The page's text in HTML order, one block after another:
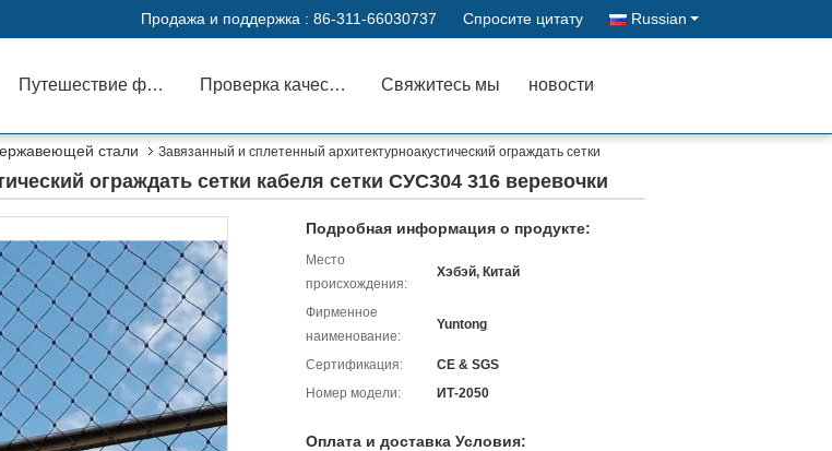
Продажа и поддержка : 86-311-66030737 Спросите цитату Russian
Путешествие фабрики Проверка качества Свяжитесь мы новости
стали
Завязанный и сплетенный архитектурноакустический ограждать сетки
ограждать сетки кабеля сетки СУС304 316 веревочки
Подробная информация о продукте:
Место
происхождения:
Хэбэй, Китай
Фирменное
наименование:
Yuntong
Сертификация:
CE & SGS
Номер модели:
ИТ-2050
Оплата и доставка Условия: